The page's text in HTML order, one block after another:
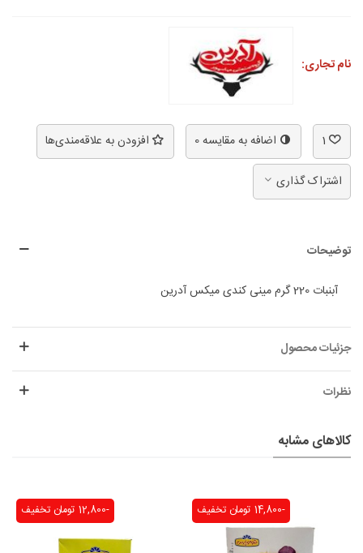
نام تجاری:
1 اضافه به مقایسه0 افزودن به علاقه‌مندی‌ها
اشتراک گذاری
توضیحات
آبنبات 220 گرم مینی کندی میکس آدرین
جزئیات محصول
نظرات
کالاهای مشابه
تخفیف -14,800 تومان تخفیف -12,800 تومان